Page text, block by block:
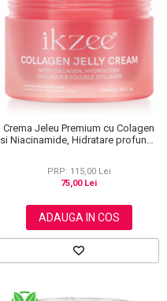
Crema Jeleu Premium cu Colagen
si Niacinamide, Hidratare profunda
PRP: 115,00 Lei
75,00 Lei
ADAUGA IN COS